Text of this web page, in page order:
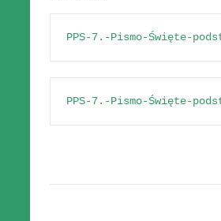
PPS-7.-Pismo-Święte-
PPS-7.-Pismo-Święte-